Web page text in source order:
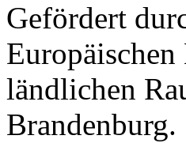
Gefördert
ländlichen
Brandenburg.